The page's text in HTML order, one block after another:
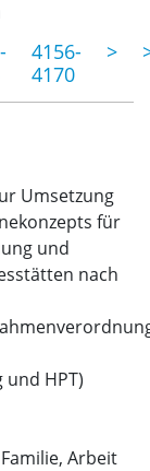
4156-
4170
>
Umsetzung
für
und
nach
HPT)
Arbeit